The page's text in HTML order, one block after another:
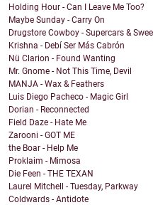
Holding Hour - Can I Leave Me Too?
Maybe Sunday - Carry On
Drugstore Cowboy - Supercars &
Krishna - Debí Ser Más Cabrón
Nü Clarion - Found Wanting
Mr. Gnome - Not This Time, Devil
MANJA - Wax & Feathers
Luis Diego Pacheco - Magic Girl
Dorian - Reconnected
Field Daze - Hate Me
Zarooni - GOT ME
the Boar - Help Me
Proklaim - Mimosa
Die Feen - THE TEXAN
Laurel Mitchell - Tuesday, Parkway
Coldwards - Antidote